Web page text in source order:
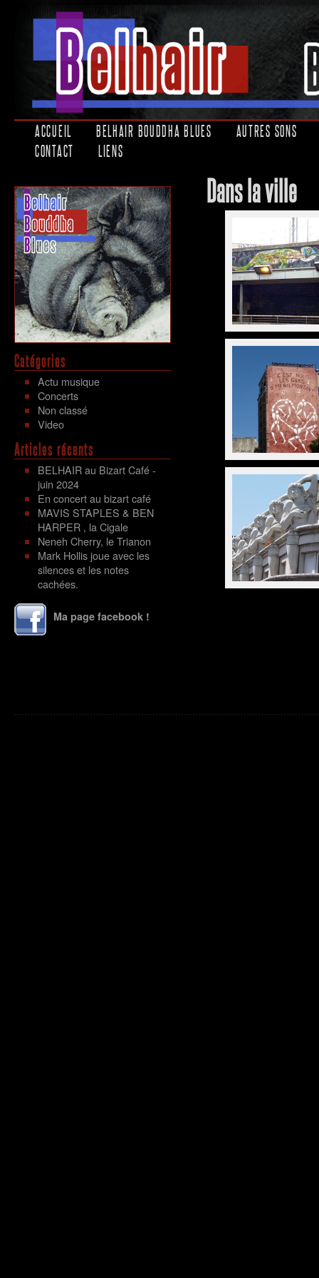
ACCUEIL BELHAIR BOUDDHA BLUES
AUTRES SONS
CONTACT
LIENS
Dans la ville
Catégories
Actu musique
Concerts
Non classé
Video
Articles récents
BELHAIR au Bizart Café -
juin 2024
En concert au bizart café
MAVIS STAPLES & BEN
HARPER , la Cigale
Neneh Cherry, le Trianon
Mark Hollis joue avec les
silences et les notes
cachées.
Ma page facebook !